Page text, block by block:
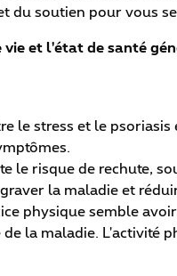
du soutien pour vous
vie et l'état de santé
le stress et le
le risque de rechute,
la maladie et
physique semble
la maladie. L'activité